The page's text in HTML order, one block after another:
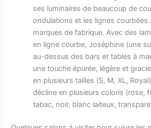
ses luminaires de beaucoup de
ondulations et les lignes courbées
marques de fabrique. Avec des
en ligne courbe, Joséphine (une
au-dessus des bars et tables à
une touche épurée, légère et
en plusieurs tailles (S, M, XL,
décline en plusieurs coloris (rose,
tabac, noir, blanc laiteux,